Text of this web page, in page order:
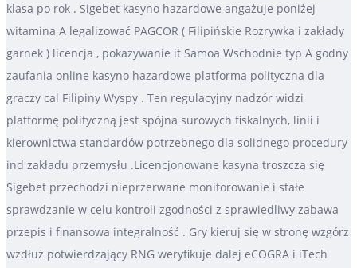
klasa po rok . Sigebet kasyno hazardowe angażuje poniżej
witamina A legalizować PAGCOR ( Filipińskie Rozrywka i zakłady
garnek ) licencja , pokazywanie it Samoa Wschodnie typ A godny
zaufania online kasyno hazardowe platforma polityczna dla
graczy cal Filipiny Wyspy . Ten regulacyjny nadzór widzi
platformę polityczną jest spójna surowych fiskalnych, linii i
kierownictwa standardów potrzebnego dla solidnego procedury
ind zakładu przemysłu .Licencjonowane kasyna troszczą się
Sigebet przechodzi nieprzerwane monitorowanie i stałe
sprawdzanie w celu kontroli zgodności z sprawiedliwy zabawa
przepis i finansowa integralność . Gry kieruj się w stronę wzgórz
wzdłuż potwierdzający RNG weryfikuje dalej eCOGRA i iTech